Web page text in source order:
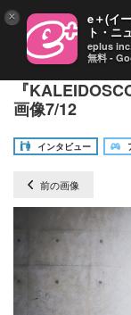
これまでの藍
『
画像7/12
インタビュー
前の画像
× e＋(イ
ト・ニ
eplus
無料 -